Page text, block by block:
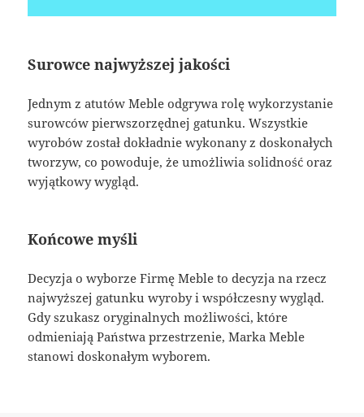
Surowce najwyższej jakości
Jednym z atutów Meble odgrywa rolę wykorzystanie
surowców pierwszorzędnej gatunku. Wszystkie
wyrobów został dokładnie wykonany z doskonałych
tworzyw, co powoduje, że umożliwia solidność oraz
wyjątkowy wygląd.
Końcowe myśli
Decyzja o wyborze Firmę Meble to decyzja na rzecz
najwyższej gatunku wyroby i współczesny wygląd.
Gdy szukasz oryginalnych możliwości, które
odmieniają Państwa przestrzenie, Marka Meble
stanowi doskonałym wyborem.